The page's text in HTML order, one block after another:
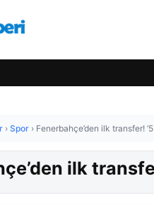
› Spor › Fenerbahçe’den ilk transfer!
ilk